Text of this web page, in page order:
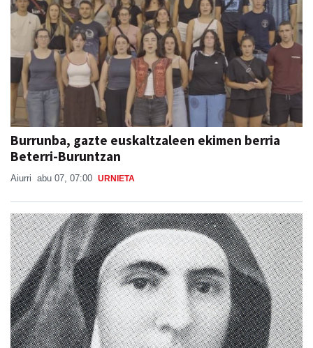
Burrunba, gazte euskaltzaleen ekimen berria
Beterri-Buruntzan
Aiurri abu 07, 07:00